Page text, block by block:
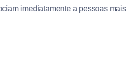
imediatamente a pessoas mais